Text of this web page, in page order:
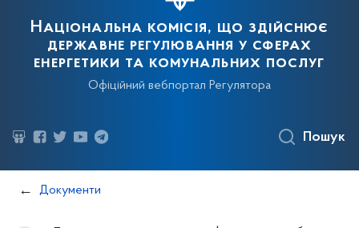
Національна комісія, що здійснює
державне регулювання у сферах
енергетики та комунальних послуг
Офіційний вебпортал Регулятора
Пошук
Документи